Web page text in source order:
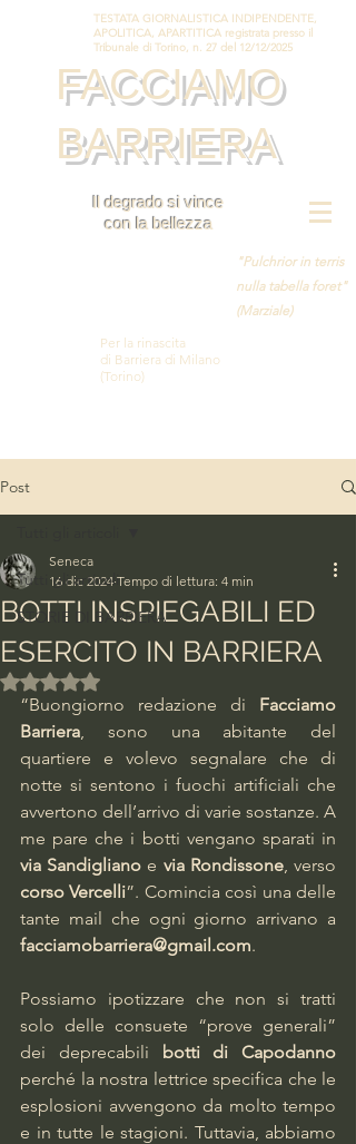
TESTATA GIORNALISTICA INDIPENDENTE,
APOLITICA, APARTITICA registrata presso il
Tribunale di Torino, n. 27 del 12/12/2025
FACCIAMO
BARRIERA
Il degrado si vince
con la bellezza
"Pulchrior in terris
nulla tabella foret"
(Marziale)
Per la rinascita
di Barriera di Milano
(Torino)
Post
Tutti gli articoli
STORIE DI BARRIERA
BOTTI INSPIEGABILI ED
ESERCITO IN BARRIERA
Seneca
16 dic 2024 Tempo di lettura: 4 min
Valutazione NaN stelle su 5.
“Buongiorno redazione di Facciamo
Barriera, sono una abitante del
quartiere e volevo segnalare che di
notte si sentono i fuochi artificiali che
avvertono dell’arrivo di varie sostanze. A
via Sandigliano e via Rondissone
corso Vercelli”. Comincia così una delle
facciamobarriera@gmail.com.
Possiamo ipotizzare che non si tratti
solo delle consuete “prove generali”
dei deprecabili botti di Capodanno
perché la nostra lettrice specifica che le
esplosioni avvengono da molto tempo
e in tutte le stagioni. Tuttavia, abbiamo